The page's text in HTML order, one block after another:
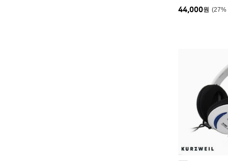
27%
44,000원